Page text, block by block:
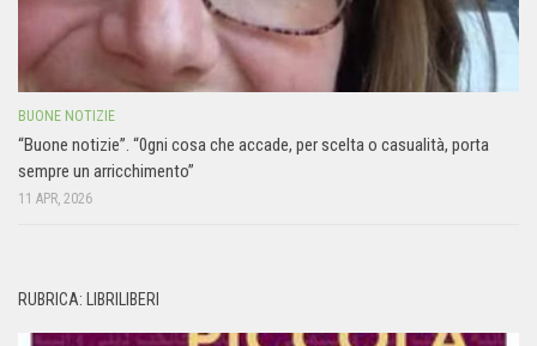
BUONE NOTIZIE
“Buone notizie”. “0gni cosa che accade, per scelta o casualità, porta
sempre un arricchimento”
11 APR, 2026
RUBRICA: LIBRILIBERI